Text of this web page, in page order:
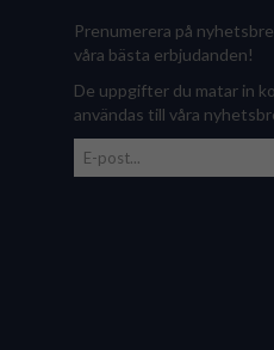
Prenumerera på
våra bästa erbjudanden!
De uppgifter du matar in
användas till våra